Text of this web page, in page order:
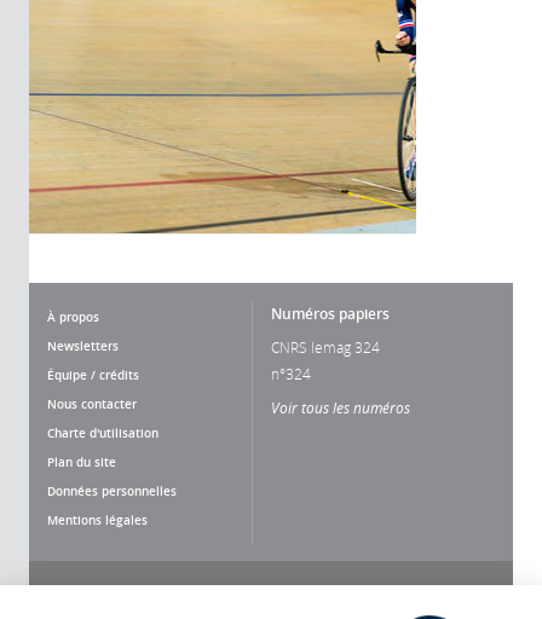
À propos
Newsletters
Équipe / crédits
Nous contacter
Charte d'utilisation
Plan du site
Données personnelles
Mentions légales
Numéros papiers
CNRS lemag 324
n°324
Voir tous les numéros